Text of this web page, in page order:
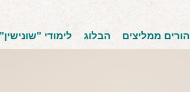
הורים ממליצים הבלוג לימודי "שונישין"